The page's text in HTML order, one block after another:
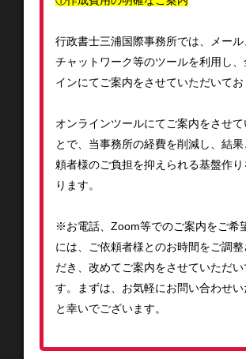
行政書士三浦国際事務所では、メール
チャットワーク等のツールを利用し、
インにてご案内をさせていただいてお
オンラインツールにてご案内をさせて
とで、当事務所の経費を削減し、結
頼者様のご負担を抑えられる基盤作
ります。
※お電話、Zoom等でのご案内をご希
には、ご依頼者様とのお時間をご調
だき、改めてご案内をさせていただい
す。まずは、お気軽にお問い合わせ
と幸いでございます。